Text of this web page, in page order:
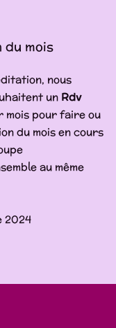
mois
nous
un Rdv
pour faire ou
mois en cours
au même
2024